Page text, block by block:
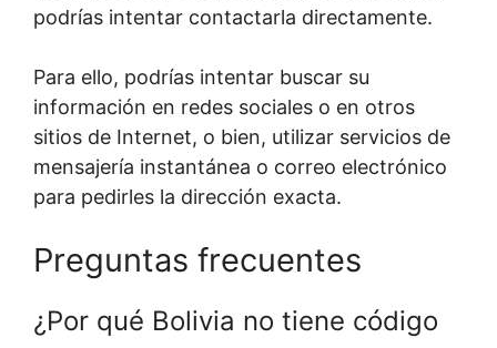
podrías intentar contactarla directamente.
Para ello, podrías intentar buscar su
información en redes sociales o en otros
sitios de Internet, o bien, utilizar servicios de
mensajería instantánea o correo electrónico
para pedirles la dirección exacta.
Preguntas frecuentes
¿Por qué Bolivia no tiene código